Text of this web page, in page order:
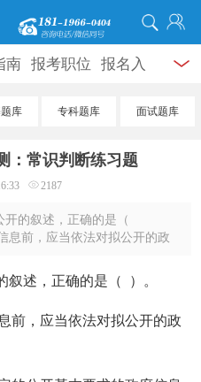
南 报考职位 报名入
公告 录用公示 辅导
名师团队
库 专科题库 面试题库
：常识判断练习题
2187
的叙述，正确的是（
前，应当依法对拟公开的政
公开的政府 ...
述，正确的是（ ）。
，应当依法对拟公开的政